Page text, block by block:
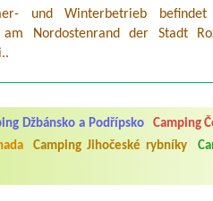
und Winterbetrieb
am Nordostenrand der Stadt
Džbánsko a Podřípsko Camping
Camping Jihočeské rybníky
je obchod a restaurace, kebab a
bezohlednost ostatních
takový rámus jsme ještě nezažili...
jsme karavanem. Klid pohoda